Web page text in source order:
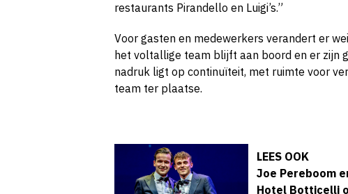
restaurants Pirandello en Luigi’s.”
Voor gasten en medewerkers verandert er
het voltallige team blijft aan boord en er zijn
nadruk ligt op continuïteit, met ruimte voor
team ter plaatse.
LEES OOK
Joe Pereboom
Hotel Botticelli